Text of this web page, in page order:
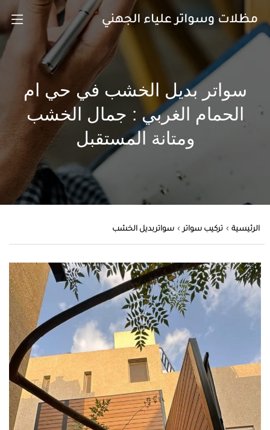
سواتر بديل الخشب في حي ام
الحمام الغربي : جمال الخشب
ومتانة المستقبل
الرئيسية تركيب سواتر سواتربديل الخشب